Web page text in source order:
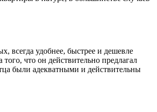
всегда удобнее, быстрее и дешевле
что он действительно предлагал
были адекватными и действительны